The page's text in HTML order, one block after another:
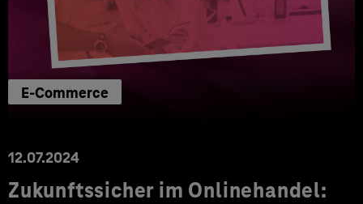
E-Commerce
12.07.2024
Zukunftssicher im Onlinehandel: